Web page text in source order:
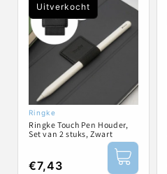
Uitverkocht
Verkoper:
Ringke
Ringke Touch Pen Houder,
Set van 2 stuks, Zwart
Normale
€7,43